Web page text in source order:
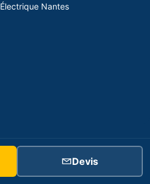
Nantes
de Vente
Devis